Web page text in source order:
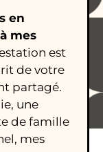
en
mes
est
de votre
partagé.
une
de famille
mes